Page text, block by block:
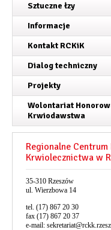
Sztuczne łzy
Informacje
Kontakt RCKiK
Dialog techniczny
Projekty
Wolontariat
Krwiodawstwa
Regionalne
Krwiolecznictwa w
35-310 Rzeszów
ul. Wierzbowa 14
tel. (17) 867 20 30
fax (17) 867 20 37
e-mail: